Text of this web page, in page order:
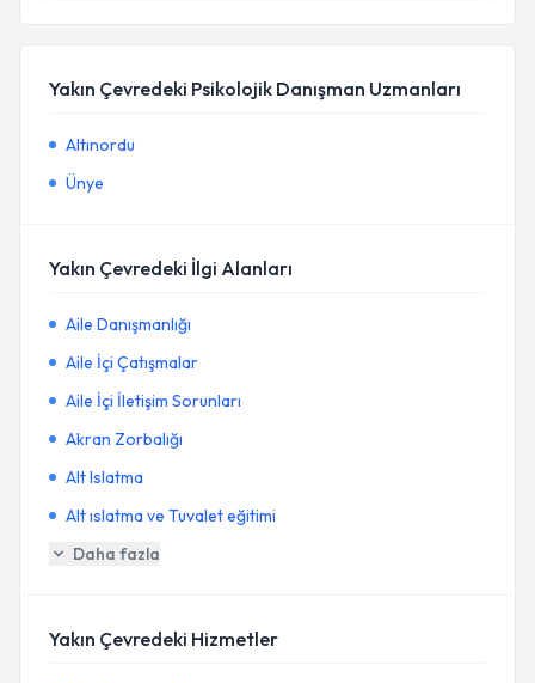
Yakın Çevredeki Psikolojik Danışman Uzmanları
Altınordu
Ünye
Yakın Çevredeki İlgi Alanları
Aile Danışmanlığı
Aile İçi Çatışmalar
Aile İçi İletişim Sorunları
Akran Zorbalığı
Alt Islatma
Alt ıslatma ve Tuvalet eğitimi
Daha fazla
Yakın Çevredeki Hizmetler